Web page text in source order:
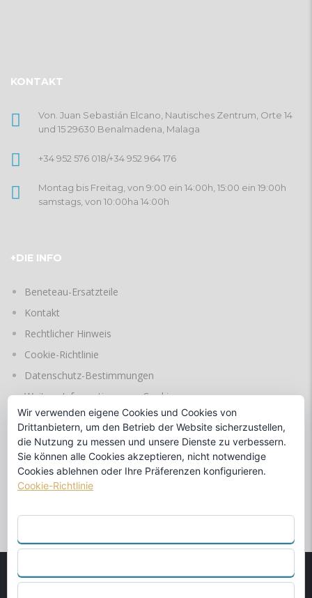
KONTAKT
Von. Juan Sebastián Elcano, Nautisches Zentrum, Orte 14
und 15 29630 Benalmadena, Malaga
+34 952 576 018/+34 952 964 176
Montag bis Freitag, von 9:00 ein 14:00h, 15:00 ein 19:00h
samstags, von 10:00ha 14:00h
+DIE INFO
Beneteau-Ersatzteile
Kontakt
Rechtlicher Hinweis
Cookie-Richtlinie
Datenschutz-Bestimmungen
Weitere Informationen zu Cookies
SPRACHEN
durch
Wir verwenden eigene Cookies und Cookies von
Drittanbietern, um den Betrieb der Website sicherzustellen,
die Nutzung zu messen und unsere Dienste zu verbessern.
Sie können alle Cookies akzeptieren, nicht notwendige
Cookies ablehnen oder Ihre Präferenzen konfigurieren.
Cookie-Richtlinie